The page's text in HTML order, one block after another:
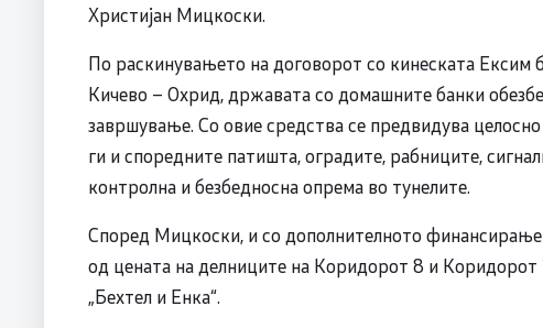
Христијан Мицкоски.
По раскинувањето на договорот со кинеската Ексим
Кичево – Охрид, државата со домашните банки
завршување. Со овие средства се предвидува
ги и споредните патишта, оградите, рабниците,
контролна и безбедносна опрема во тунелите.
Според Мицкоски, и со дополнителното финансирање
од цената на делниците на Коридорот 8 и
„Бехтел и Енка“.